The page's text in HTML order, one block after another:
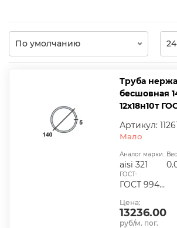
Труба
бесшовная
12х18н10т
Артикул:
Мало
Аналог марки стали:
aisi 321
ГОСТ:
ГОСТ 9940-81, ГОСТ 9941-81, ГОСТ 24030-80, ГОСТ 10498-82
Цена:
13236.00
руб/м. пог.